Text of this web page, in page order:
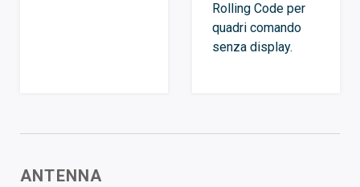
Rolling Code per
quadri comando
senza display.
ANTENNA